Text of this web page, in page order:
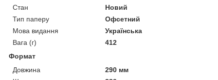
Стан
Новий
Тип паперу
Офсетний
Мова видання
Українська
Вага (г)
412
Формат
Довжина
290 мм